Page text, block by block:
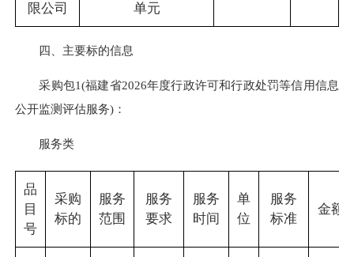
限公司
单元
四、主要标的信息
采购包1(福建省2026年度行政许可和行政处罚等信用信息
公开监测评估服务)：
服务类
品
目
号
采购
标的
服务
范围
服务
要求
服务
时间
单
位
服务
标准
金额(